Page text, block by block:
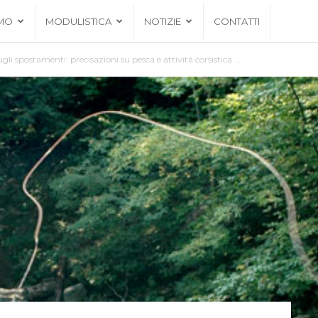
MODULISTICA NOTIZIE CONTATTI
spostamenti: precisazioni su pesca e attività corsistica ...